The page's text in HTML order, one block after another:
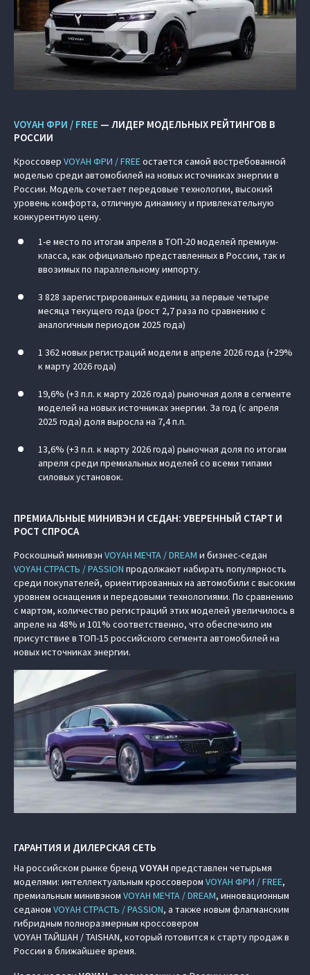
VOYAH ФРИ / FREE — ЛИДЕР МОДЕЛЬНЫХ РЕЙТИНГОВ В
РОССИИ
Кроссовер VOYAH ФРИ / FREEостается самой востребованной
моделью среди автомобилей на новых источниках энергии в
России. Модель сочетает передовые технологии, высокий
уровень комфорта, отличную динамику и привлекательную
конкурентную цену.
1-е место по итогам апреля в ТОП-20 моделей премиум-
класса, как официально представленных в России, так и
ввозимых по параллельному импорту.
3 828 зарегистрированных единиц за первые четыре
месяца текущего года (рост 2,7 раза по сравнению с
аналогичным периодом 2025 года)
1 362 новых регистраций модели в апреле 2026 года (+29%
к марту 2026 года)
19,6% (+3 п.п. к марту 2026 года) рыночная доля в сегменте
моделей на новых источниках энергии. За год (с апреля
2025 года) доля выросла на 7,4 п.п.
13,6% (+3 п.п. к марту 2026 года) рыночная доля по итогам
апреля среди премиальных моделей со всеми типами
силовых установок.
ПРЕМИАЛЬНЫЕ МИНИВЭН И СЕДАН: УВЕРЕННЫЙ СТАРТ И
РОСТ СПРОСА
Роскошный минивэн VOYAH МЕЧТА / DREAM и бизнес-седан
VOYAH СТРАСТЬ / PASSION продолжают набирать популярность
среди покупателей, ориентированных на автомобили с высоким
уровнем оснащения и передовыми технологиями. По сравнению
с мартом, количество регистраций этих моделей увеличилось в
апреле на 48% и 101% соответственно, что обеспечило им
присутствие в ТОП-15 российского сегмента автомобилей на
новых источниках энергии.
ГАРАНТИЯ И ДИЛЕРСКАЯ СЕТЬ
На российском рынке бренд VOYAH представлен четырьмя
моделями: интеллектуальным кроссовером VOYAH ФРИ / FREE,
премиальным минивэном VOYAH МЕЧТА / DREAM, инновационным
седаном VOYAH СТРАСТЬ / PASSION, а также новым флагманским
гибридным полноразмерным кроссовером
VOYAH ТАЙШАН / TAISHAN, который готовится к старту продаж в
России в ближайшее время.